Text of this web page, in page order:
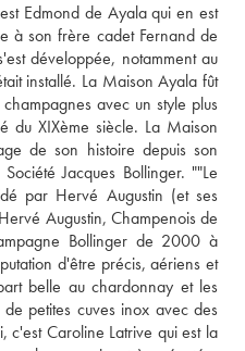
Edmond de Ayala qui en est
à son frère cadet Fernand de
développée, notamment au
installé. La Maison Ayala fût
avec un style plus
du XIXème siècle. La Maison
de son histoire depuis son
Jacques Bollinger. ""Le
par Hervé Augustin (et ses
Augustin, Champenois de
Bollinger de 2000 à
d'être précis, aériens et
belle au chardonnay et les
petites cuves inox avec des
c'est Caroline Latrive qui est la